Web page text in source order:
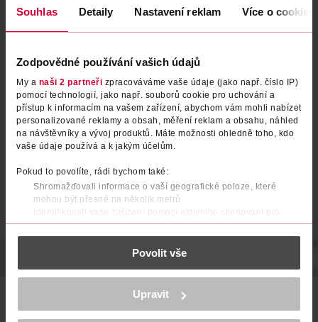
Souhlas Detaily Nastavení reklam Více o cookies
Zodpovědné používání vašich údajů
My a naši 2 partneři zpracováváme vaše údaje (jako např. číslo IP)
pomocí technologií, jako např. souborů cookie pro uchování a
přístup k informacím na vašem zařízení, abychom vám mohli nabízet
personalizované reklamy a obsah, měření reklam a obsahu, náhled
na návštěvníky a vývoj produktů. Máte možnosti ohledně toho, kdo
vaše údaje používá a k jakým účelům.
Pokud to povolíte, rádi bychom také:
Shromažďovali informace o vaší geografické poloze, které
mohou být přesné na několik metrů
Identifikovali vaše zařízení pomocí aktivního skenování pro
konkrétní charakteristiky (otisk prstu)
Zjistěte více o tom, jak zpracováváme vaše osobní údaje, a nastavte
části s podrobnostmi . Svůj souhlas můžete kdykoliv
K provozu stránek, personalizaci obsahu a reklam, funkcí sociálních
médií, analýze návštěvnosti, které mohou nést osobní údaje.
Více najdete vprohlášení o ochraně osobních údajů.
Povolit vše
Upravit
Deodorant tuhý Refill Coconut
& Vanilla
Wild 40 g
149 Kč
139 Kč
DO KOŠÍKU
Obj. č.: 1264845
Deodorant tuhý Pomerančový
květ a eukalyptus
ATTITUDE 75 g
269 Kč
OBJEM NÁZEV VÝROBCE/DODAVATELE
Inovativní deodorant s prebiotiky – 24hodinová ochrana.
prebiotiky. Podporuje množení zdravých bakterií a